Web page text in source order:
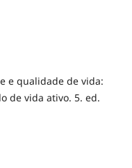
e qualidade de vida:
de vida ativo. 5. ed.